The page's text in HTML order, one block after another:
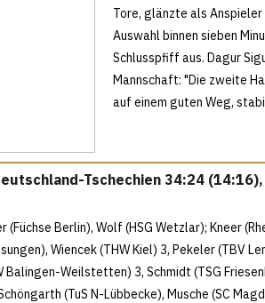
Tore, glänzte als Anspieler
Auswahl binnen sieben
Schlusspfiff aus. Dagur
Mannschaft: "Die zweite
auf einem guten Weg,
Tschechien 34:24
(Füchse Berlin), Wolf (HSG Wetzlar); Kneer
Wiencek (THW Kiel) 3, Pekeler (TBV
Balingen-Weilstetten) 3, Schmidt (TSG
(TuS N-Lübbecke), Musche (SC